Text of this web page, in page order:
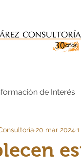
de Interés
20 mar 2024